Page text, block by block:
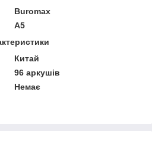
Buromax
A5
Китай
96 аркушів
Немає